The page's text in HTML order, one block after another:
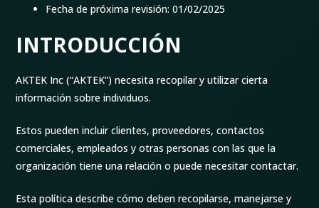
Fecha de próxima revisión: 01/02/2025
INTRODUCCIÓN
AKTEK Inc (“AKTEK”) necesita recopilar y utilizar cierta
información sobre individuos.
Estos pueden incluir clientes, proveedores, contactos
comerciales, empleados y otras personas con las que la
organización tiene una relación o puede necesitar contactar.
Esta política describe cómo deben recopilarse, manejarse y